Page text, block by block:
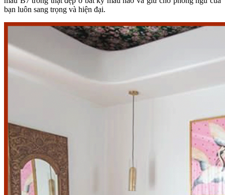
bạn luôn sang trọng và hiện đại.